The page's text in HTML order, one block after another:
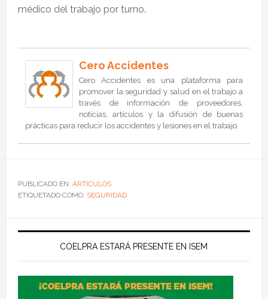
médico del trabajo por turno.
Cero Accidentes
Cero Accidentes es una plataforma para
promover la seguridad y salud en el trabajo a
través de información de proveedores,
noticias, artículos y la difusión de buenas
prácticas para reducir los accidentes y lesiones en el trabajo.
PUBLICADO EN: ARTÍCULOS
ETIQUETADO COMO: SEGURIDAD
COELPRA ESTARÁ PRESENTE EN ISEM